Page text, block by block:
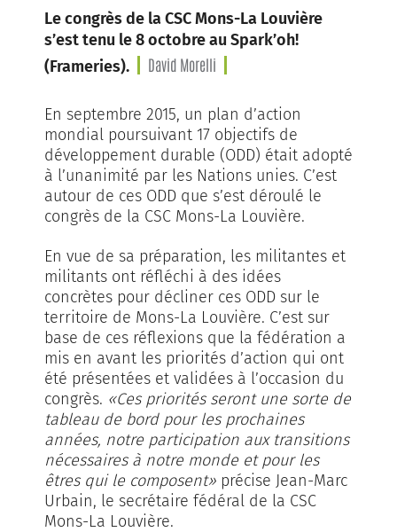
Le congrès de la CSC Mons-La Louvière
s’est tenu le 8 octobre au Spark’oh!
(Frameries).
David Morelli
En septembre 2015, un plan d’action
mondial poursuivant 17 objectifs de
développement durable (ODD) était adopté
à l’unanimité par les Nations unies. C’est
autour de ces ODD que s’est déroulé le
congrès de la CSC Mons-La Louvière.
En vue de sa préparation, les militantes et
militants ont réfléchi à des idées
concrètes pour décliner ces ODD sur le
territoire de Mons-La Louvière. C’est sur
base de ces réflexions que la fédération a
mis en avant les priorités d’action qui ont
été présentées et validées à l’occasion du
congrès. «Ces priorités seront une sorte de
tableau de bord pour les prochaines
années, notre participation aux transitions
nécessaires à notre monde et pour les
êtres qui le composent» précise Jean-Marc
Urbain, le secrétaire fédéral de la CSC
Mons-La Louvière.